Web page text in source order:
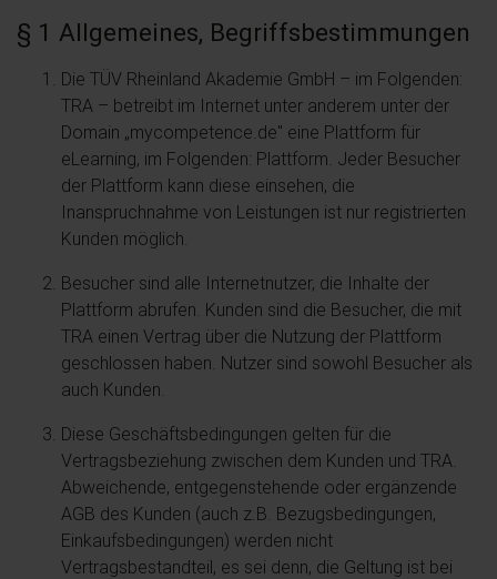
§ 1 Allgemeines, Begriffsbestimmungen
Die TÜV Rheinland Akademie GmbH – im Folgenden:
TRA – betreibt im Internet unter anderem unter der
Domain „mycompetence.de" eine Plattform für
eLearning, im Folgenden: Plattform. Jeder Besucher
der Plattform kann diese einsehen, die
Inanspruchnahme von Leistungen ist nur registrierten
Kunden möglich.
Besucher sind alle Internetnutzer, die Inhalte der
Plattform abrufen. Kunden sind die Besucher, die mit
TRA einen Vertrag über die Nutzung der Plattform
geschlossen haben. Nutzer sind sowohl Besucher als
auch Kunden.
Diese Geschäftsbedingungen gelten für die
Vertragsbeziehung zwischen dem Kunden und TRA.
Abweichende, entgegenstehende oder ergänzende
AGB des Kunden (auch z.B. Bezugsbedingungen,
Einkaufsbedingungen) werden nicht
Vertragsbestandteil, es sei denn, die Geltung ist bei